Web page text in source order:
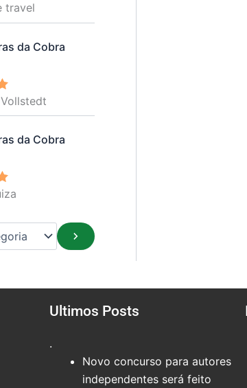
travel
da Cobra
da Cobra
Ultimos Posts
.
Novo concurso para autores
independentes será feito